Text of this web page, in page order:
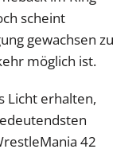
scheint
gewachsen zu
möglich ist.
Licht erhalten,
42